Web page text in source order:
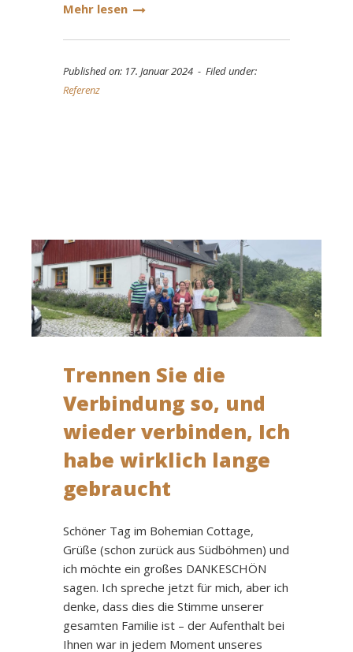
Mehr lesen
Published on: 17. Januar 2024 - Filed under:
Referenz
Trennen Sie die
Verbindung so, und
wieder verbinden, Ich
habe wirklich lange
gebraucht
Schöner Tag im Bohemian Cottage,
Grüße (schon zurück aus Südböhmen) und
ich möchte ein großes DANKESCHÖN
sagen. Ich spreche jetzt für mich, aber ich
denke, dass dies die Stimme unserer
gesamten Familie ist – der Aufenthalt bei
Ihnen war in jedem Moment unseres